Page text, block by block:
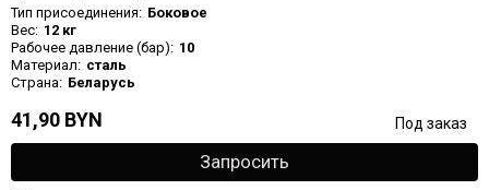
Тип присоединения: Боковое
Вес: 12 кг
Рабочее давление (бар): 10
Материал: сталь
Страна: Беларусь
41,90 BYN Под заказ
Запросить